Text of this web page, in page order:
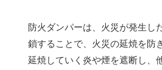
防火ダンパーは、火災が発生し
鎖することで、火災の延焼を防
延焼していく炎や煙を遮断し、